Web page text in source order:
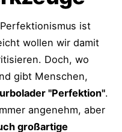
ist
wollen wir damit
Doch, wo
gibt Menschen,
"Perfektion".
angenehm, aber
großartige